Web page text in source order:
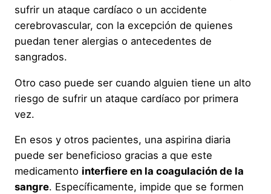
sufrir un ataque cardíaco o un accidente
cerebrovascular, con la excepción de quienes
puedan tener alergias o antecedentes de
sangrados.
Otro caso puede ser cuando alguien tiene un alto
riesgo de sufrir un ataque cardíaco por primera
vez.
En esos y otros pacientes, una aspirina diaria
puede ser beneficioso gracias a que este
medicamento interfiere en la coagulación de la
sangre. Específicamente, impide que se formen